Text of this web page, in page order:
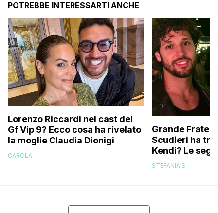
POTREBBE INTERESSARTI ANCHE
Lorenzo Riccardi nel cast del
Gf Vip 9? Ecco cosa ha rivelato
la moglie Claudia Dionigi
CAROLA
Grande
Scudieri ha
Kendi? Le
replica dell’ex
STEFANIA S